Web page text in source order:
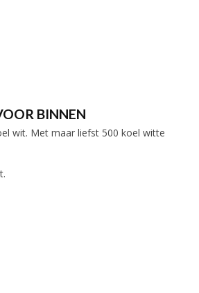
BINNEN
wit. Met maar liefst 500 koel witte